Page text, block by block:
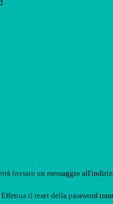
inviato un messaggio
il reset della password